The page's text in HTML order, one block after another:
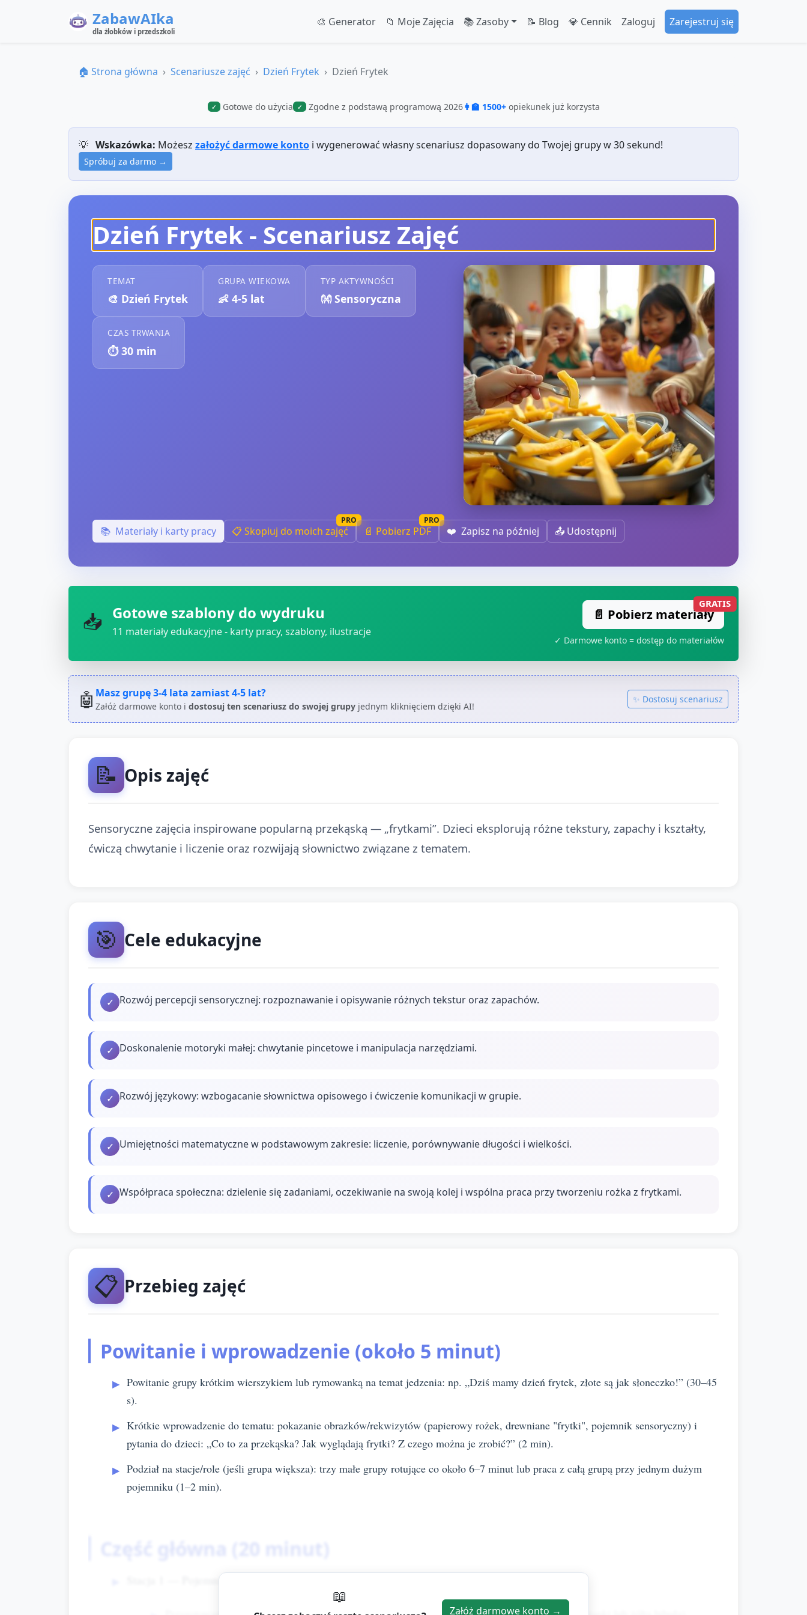
ZabawAIka
dla żłobków i przedszkoli
🎨 Generator 📁 Moje Zajęcia 📚 Zasoby 📝 Blog 💎 Cennik Zaloguj Zarejestruj się
🏠 Strona główna Scenariusze zajęć Dzień Frytek Dzień Frytek
✓ Gotowe do użycia ✓ Zgodne z podstawą programową 2026👩‍🏫 1500+ opiekunek już korzysta
💡 Wskazówka: Możesz założyć darmowe konto i wygenerować własny scenariusz dopasowany do Twojej grupy w 30 sekund!
Spróbuj za darmo →
Dzień Frytek - Scenariusz Zajęć
TEMAT
🎨 Dzień Frytek
GRUPA WIEKOWA
👶 4-5 lat
TYP AKTYWNOŚCI
👐 Sensoryczna
CZAS TRWANIA
⏱️30 min
📚 Materiały i karty pracy 📋 Skopiuj do moich zajęć
PRO
📄 Pobierz PDF
PRO
❤️ Zapisz na później 📤 Udostępnij
📥 Gotowe szablony do wydruku
11 materiały edukacyjne - karty pracy, szablony, ilustracje
📄 Pobierz materiały
GRATIS
✓ Darmowe konto = dostęp do materiałów
🤖Masz grupę3-4 lata zamiast4-5 lat?
Załóż darmowe konto i dostosuj ten scenariusz do swojej grupy jednym kliknięciem dzięki AI!
✨ Dostosuj scenariusz
📝 Opis zajęć
Sensoryczne zajęcia inspirowane popularną przekąską — „frytkami”. Dzieci eksplorują różne tekstury, zapachy i kształty,
ćwiczą chwytanie i liczenie oraz rozwijają słownictwo związane z tematem.
🎯 Cele edukacyjne
✓ Rozwój percepcji sensorycznej: rozpoznawanie i opisywanie różnych tekstur oraz zapachów.
✓ Doskonalenie motoryki małej: chwytanie pincetowe i manipulacja narzędziami.
✓ Rozwój językowy: wzbogacanie słownictwa opisowego i ćwiczenie komunikacji w grupie.
✓ Umiejętności matematyczne w podstawowym zakresie: liczenie, porównywanie długości i wielkości.
✓ Współpraca społeczna: dzielenie się zadaniami, oczekiwanie na swoją kolej i wspólna praca przy tworzeniu rożka z frytkami.
📋 Przebieg zajęć
Powitanie i wprowadzenie (około 5 minut)
Powitanie grupy krótkim wierszykiem lub rymowanką na temat jedzenia: np. „Dziś mamy dzień frytek, złote są jak słoneczko!” (30–45
s).
Krótkie wprowadzenie do tematu: pokazanie obrazków/rekwizytów (papierowy rożek, drewniane "frytki", pojemnik sensoryczny) i
pytania do dzieci: „Co to za przekąska? Jak wyglądają frytki? Z czego można je zrobić?” (2 min).
Podział na stacje/role (jeśli grupa większa): trzy małe grupy rotujące co około 6–7 minut lub praca z całą grupą przy jednym dużym
pojemniku (1–2 min).
Część główna (20 minut)
Stacja 1 — Pojemnik sensoryczny „frytki” (6–7 min):
📖
Załóż darmowe konto →